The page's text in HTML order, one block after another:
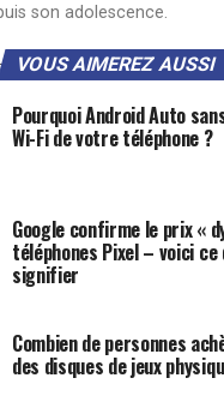
son adolescence.
VOUS AIMEREZ AUSSI
Pourquoi Android Auto
Wi-Fi de votre téléphone ?
Google confirme le prix «
téléphones Pixel – voici
signifier
Combien de personnes
des disques de jeux